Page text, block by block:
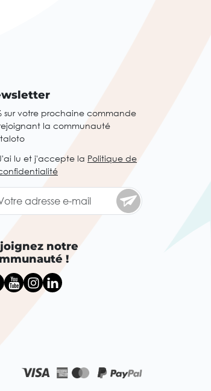
sur votre prochaine commande
la communauté
lu et j'accepte la Politique de
notre
!